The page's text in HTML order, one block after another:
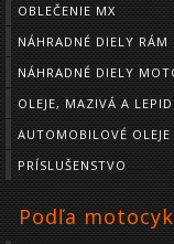
OBLEČENIE MX
NÁHRADNÉ DIELY RÁM
NÁHRADNÉ DIELY
OLEJE, MAZIVÁ A
AUTOMOBILOVÉ OLEJE
PRÍSLUŠENSTVO
Podľa